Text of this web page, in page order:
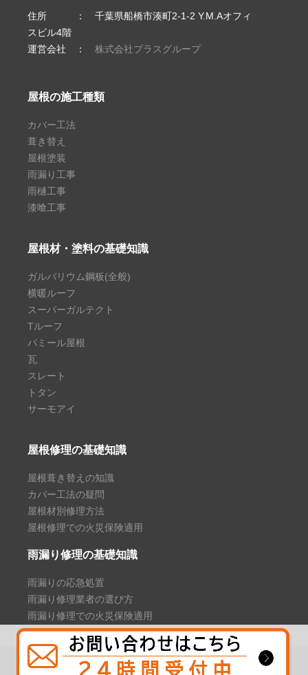
住所 ： 千葉県船橋市湊町2-1-2 Y.M.Aオフィ
スビル4階
運営会社 ： 株式会社プラスグループ
屋根の施工種類
カバー工法
葺き替え
屋根塗装
雨漏り工事
雨樋工事
漆喰工事
屋根材・塗料の基礎知識
ガルバリウム鋼板(全般)
横暖ルーフ
スーパーガルテクト
Tルーフ
パミール屋根
瓦
スレート
トタン
サーモアイ
屋根修理の基礎知識
屋根葺き替えの知識
カバー工法の疑問
屋根材別修理方法
屋根修理での火災保険適用
雨漏り修理の基礎知識
雨漏りの応急処置
雨漏り修理業者の選び方
雨漏り修理での火災保険適用
Copyright © 2021 屋根修理プラス. All Rights Reserved.